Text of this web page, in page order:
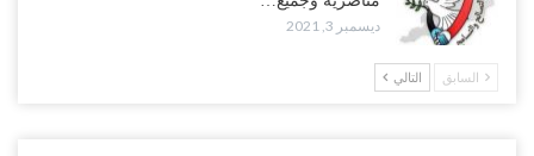
ديسمبر 3, 2021
السابق التالي